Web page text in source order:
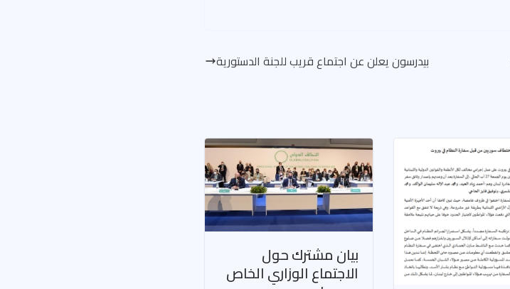
بيدرسون يعلن عن اجتماع قريب للجنة الدستورية
بيان مشترك حول
الاجتماع الوزاري الخاص